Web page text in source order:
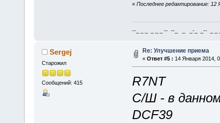
« Последнее редактирование: 12
--_ _ _ _ _ _ -- --_ _ _-_ _-- _ _
Sergej
Старожил
Сообщений: 415
Re: Улучшение приема
« Ответ #5 : 14 Января 2014,
R7NT
С/Ш - в
DCF39